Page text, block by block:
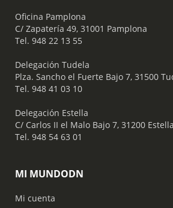
Oficina Pamplona
C/ Zapatería 49, 31001 Pamplona
Tel. 948 22 13 55
​ Delegación Tudela
Plza. Sancho el Fuerte Bajo 7, 31500
Tel. 948 41 03 10
​ Delegación Estella
C/ Carlos II el Malo Bajo 7, 31200 Estella
Tel. 948 54 63 01
MI MUNDODN
Mi cuenta